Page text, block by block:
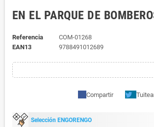
EN EL PARQUE DE
Referencia
COM-01268
EAN13
9788491012689
Compartir
Selección ENGORENGO